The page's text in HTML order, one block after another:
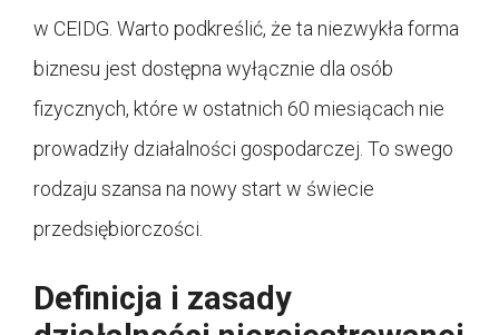
w CEIDG. Warto podkreślić, że ta niezwykła forma
biznesu jest dostępna wyłącznie dla osób
fizycznych, które w ostatnich 60 miesiącach nie
prowadziły działalności gospodarczej. To swego
rodzaju szansa na nowy start w świecie
przedsiębiorczości.
Definicja i zasady